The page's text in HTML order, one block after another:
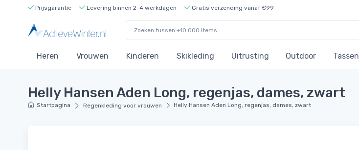
Prijsgarantie Levering binnen 2-4 werkdagen Gratis verzending vanaf €99
Heren Vrouwen Kinderen Skikleding Uitrusting Outdoor Tassen
Helly Hansen Aden Long, regenjas, dames, zwart
Startpagina Regenkleding voor vrouwen Helly Hansen Aden Long, regenjas, dames, zwart